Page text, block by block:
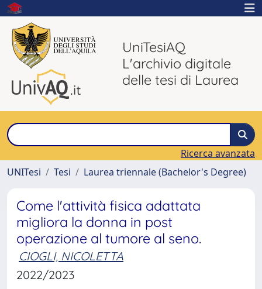
UniTesiAQ
L'archivio digitale
delle tesi di Laurea
Ricerca avanzata
UNITesi
Tesi Laurea triennale (Bachelor's Degree)
Come l'attività fisica adattata
migliora la donna in post
operazione al tumore al seno.
CIOGLI, NICOLETTA
2022/2023